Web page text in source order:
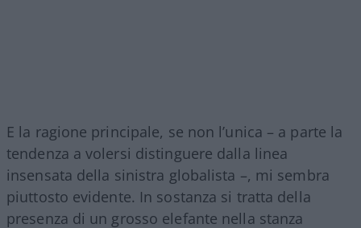
E la ragione principale, se non l’unica – a parte la
tendenza a volersi distinguere dalla linea
insensata della sinistra globalista –, mi sembra
piuttosto evidente. In sostanza si tratta della
presenza di un grosso elefante nella stanza